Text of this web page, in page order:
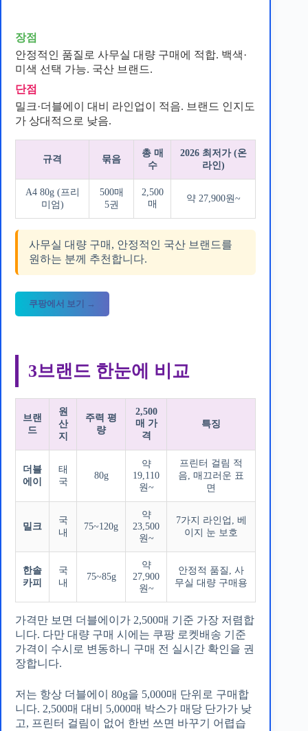
장점
안정적인 품질로 사무실 대량 구매에 적합. 백색·
미색 선택 가능. 국산 브랜드.
단점
밀크·더블에이 대비 라인업이 적음. 브랜드 인지도
가 상대적으로 낮음.
규격 묶음
총 매
수
2026 최저가 (온
라인)
A4 80g (프리
미엄)
500매
5권
2,500
매
약 27,900원~
사무실 대량 구매, 안정적인 국산 브랜드를
원하는 분께 추천합니다.
쿠팡에서 보기 →
3브랜드 한눈에 비교
브랜
드
원
산
지
주력 평
량
2,500
매 가
격
특징
더블
에이
태
국
80g
약
19,110
원~
프린터 걸림 적
음, 매끄러운 표
면
밀크
국
내
75~120g
약
23,500
원~
7가지 라인업, 베
이지 눈 보호
한솔
카피
국
내
75~85g
약
27,900
원~
안정적 품질, 사
무실 대량 구매용
가격만 보면 더블에이가 2,500매 기준 가장 저렴합
니다. 다만 대량 구매 시에는 쿠팡 로켓배송 기준
가격이 수시로 변동하니 구매 전 실시간 확인을 권
장합니다.
저는 항상 더블에이 80g을 5,000매 단위로 구매합
니다. 2,500매 대비 5,000매 박스가 매당 단가가 낮
고, 프린터 걸림이 없어 한번 쓰면 바꾸기 어렵습